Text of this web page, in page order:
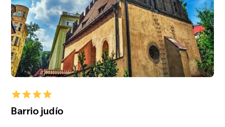
Barrio judío